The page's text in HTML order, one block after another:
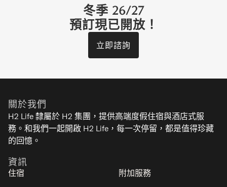
富良野
7 3
經典
冬季 26/27
預訂現已開放！
立即諮詢
關於我們
H2 Life 隸屬於 H2 集團，提供高端度假住宿與酒店式服
務。和我們一起開啟 H2 Life，每一次停留，都是值得珍藏
的回憶。
資訊
住宿
附加服務